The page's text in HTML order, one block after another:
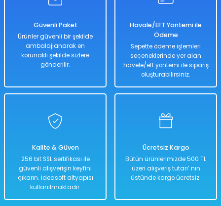
Güvenli Paket
Ürünler güvenli bir şekilde
ambalajlanarak en
korunaklı şekilde sizlere
gönderilir.
Havale/EFT Yöntemi ile
Ödeme
Sepette ödeme işlemleri
seçeneklerinde yer alan
havele/eft yöntemi ile sipariş
oluşturabilirsiniz.
Kalite & Güven
256 bit SSL sertifikası ile
güvenli alışverişin keyfini
çıkarın. İdeasoft altyapısı
kullanılmaktadır.
Ücretsiz Kargo
Bütün ürünlerimizde 500 TL
üzeri alışveriş tutarı’ nın
üstünde kargo ücretsiz.